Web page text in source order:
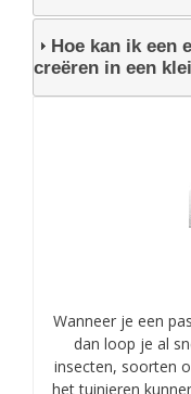
Hoe kan ik een
creëren in een
Wanneer je een
dan loop je al
insecten, soorten
het tuinieren